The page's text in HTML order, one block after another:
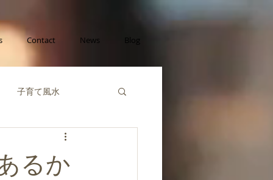
Contact News Blog
子育て風水
るか